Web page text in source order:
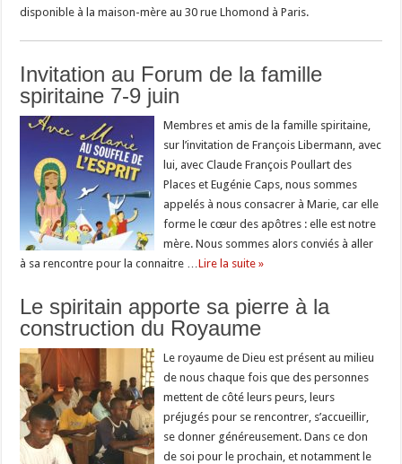
disponible à la maison-mère au 30 rue Lhomond à Paris.
Invitation au Forum de la famille
spiritaine 7-9 juin
Membres et amis de la famille spiritaine,
sur l’invitation de François Libermann, avec
lui, avec Claude François Poullart des
Places et Eugénie Caps, nous sommes
appelés à nous consacrer à Marie, car elle
forme le cœur des apôtres : elle est notre
mère. Nous sommes alors conviés à aller
à sa rencontre pour la connaitre …Lire la suite »
Le spiritain apporte sa pierre à la
construction du Royaume
Le royaume de Dieu est présent au milieu
de nous chaque fois que des personnes
mettent de côté leurs peurs, leurs
préjugés pour se rencontrer, s’accueillir,
se donner généreusement. Dans ce don
de soi pour le prochain, et notamment le